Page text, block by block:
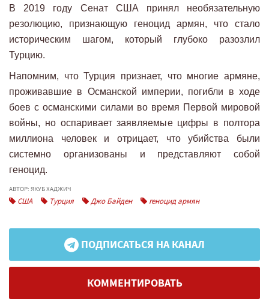
В 2019 году Сенат США принял необязательную
резолюцию, признающую геноцид армян, что стало
историческим шагом, который глубоко разозлил
Турцию.
Напомним, что Турция признает, что многие армяне,
проживавшие в Османской империи, погибли в ходе
боев с османскими силами во время Первой мировой
войны, но оспаривает заявляемые цифры в полтора
миллиона человек и отрицает, что убийства были
системно организованы и представляют собой
геноцид.
АВТОР: ЯКУБ ХАДЖИЧ
США Турция Джо Байден геноцид армян
ПОДПИСАТЬСЯ НА КАНАЛ
КОММЕНТИРОВАТЬ